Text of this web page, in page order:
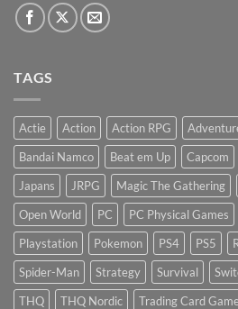
TAGS
Actie Action Action RPG
Bandai Namco
Beat em Up Capcom
Japans
JRPG Magic The Gathering
Open World
PC PC Physical Games
Playstation
Pokemon PS4 PS5
Spider-Man
Strategy Survival
THQ
THQ Nordic Trading Card Game